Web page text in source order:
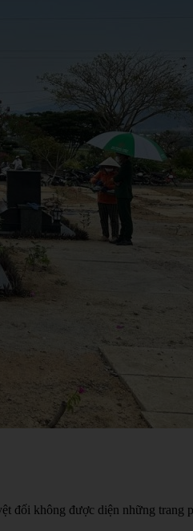
đối không được diện những trang